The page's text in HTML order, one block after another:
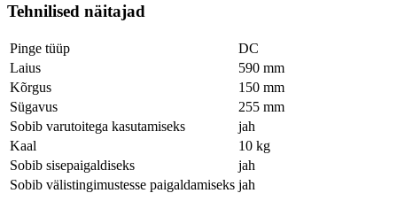
Tehnilised näitajad
Pinge tüüp
DC
Laius
590 mm
Kõrgus
150 mm
Sügavus
255 mm
Sobib varutoitega kasutamiseks
jah
Kaal
10 kg
Sobib sisepaigaldiseks
jah
Sobib välistingimustesse paigaldamiseks jah